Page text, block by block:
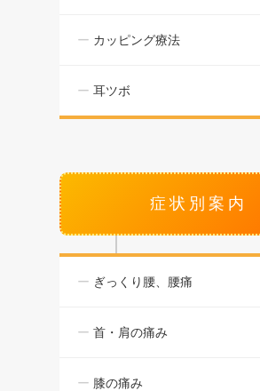
カッピング療法
耳ツボ
症状別案内
ぎっくり腰、腰痛
首・肩の痛み
膝の痛み